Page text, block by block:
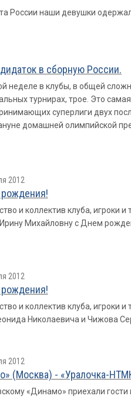
России наши девушки
в сборную России.
неделе в клубы, в общей
турнирах, трое. Это
суперлиги двух
домашней олимпийской
2012
и коллектив клуба, игроки
Ирину Михайловну с Днем
2012
и коллектив клуба, игроки
Николаевича и Чижова
2012
(Москва) - «Уралочка-
«Динамо» приехали